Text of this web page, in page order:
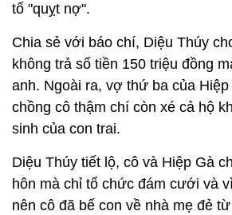
tố "quỵt nợ".
Chia sẻ với báo chí, Diệu Thúy
không trả số tiền 150 triệu đồng
anh. Ngoài ra, vợ thứ ba của
chồng cô thậm chí còn xé cả hộ
sinh của con trai.
Diệu Thúy tiết lộ, cô và Hiệp Gà
hôn mà chỉ tổ chức đám cưới và
nên cô đã bế con về nhà mẹ đẻ